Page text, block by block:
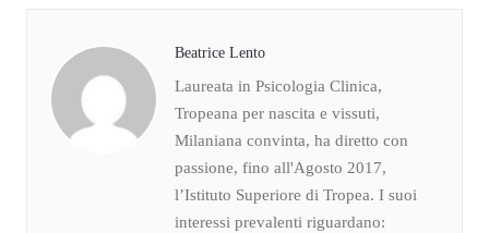
Beatrice Lento
Laureata in Psicologia Clinica,
Tropeana per nascita e vissuti,
Milaniana convinta, ha diretto con
passione, fino all'Agosto 2017,
l’Istituto Superiore di Tropea. I suoi
interessi prevalenti riguardano: